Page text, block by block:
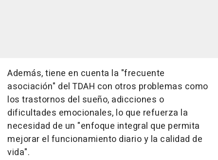
Además, tiene en cuenta la "frecuente
asociación" del TDAH con otros problemas como
los trastornos del sueño, adicciones o
dificultades emocionales, lo que refuerza la
necesidad de un "enfoque integral que permita
mejorar el funcionamiento diario y la calidad de
vida".